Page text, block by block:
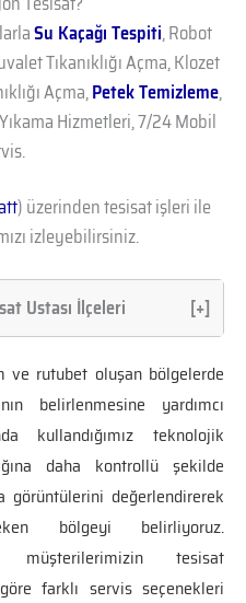
Su Kaçağı Tespiti, Robot
Tıkanıklığı Açma, Klozet
Açma,Petek Temizleme,
Hizmetleri, 7/24 Mobil
) üzerinden tesisat işleri ile
izleyebilirsiniz.
Ustası İlçeleri [+]
ve rutubet oluşan bölgelerde
belirlenmesine yardımcı
kullandığımız teknolojik
daha kontrollü şekilde
görüntülerini değerlendirerek
bölgeyi belirliyoruz.
müşterilerimizin tesisat
farklı servis seçenekleri